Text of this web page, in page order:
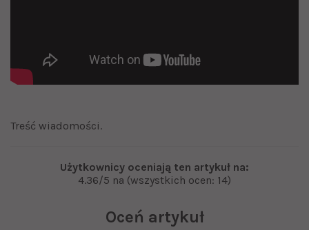
Treść wiadomości.
Użytkownicy oceniają ten artykuł na:
4.36/5 na (wszystkich ocen: 14)
Oceń artykuł